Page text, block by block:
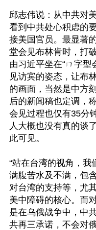
邱志伟说：从中共对
看到中共处心积虑的
接美国官员。最显著
堂会见布林肯时，打
由习近平坐在“ㄇ字型
见访宾的姿态，让布
的画面，当然是中方
后的新闻稿也定调，
会见过程也仅有35分
人大概也没有真的谈
此可见。
“站在台湾的视角，
满腹苦水及不满，包
对台湾的支持等，尤
美中障碍的核心。而
是在乌俄战争中，中
共再三承诺，不会对